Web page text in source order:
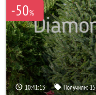
-50%
10:41:12 Получили:15